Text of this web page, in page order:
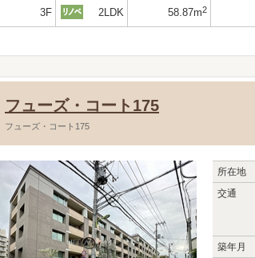
3F 2LDK 58.87m2
フューズ・コート175
フューズ・コート175
所在地
交通
築年月